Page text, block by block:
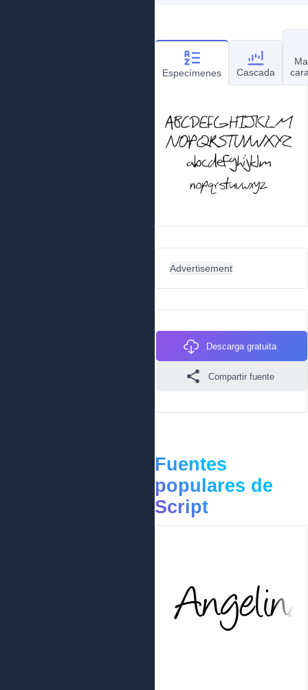
Especímenes Cascada
Advertisement
Descarga gratuita
Compartir fuente
Fuentes
populares de
Script